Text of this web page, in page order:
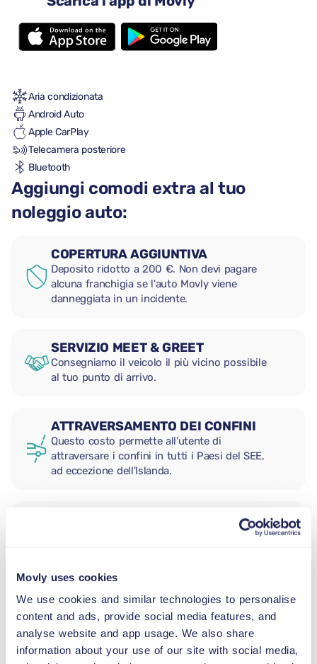
Movly uses cookies
We use cookies and similar technologies to personalise
content and ads, provide social media features, and
analyse website and app usage. We also share
information about your use of our site with social media,
Cambio automatico
5 sedili
2 valigie grandi
Aria condizionata
Android Auto
Apple CarPlay
Telecamera posteriore
Bluetooth
Aggiungi comodi extra al tuo
noleggio auto:
COPERTURA AGGIUNTIVA
Deposito ridotto a 200 €. Non devi pagare
alcuna franchigia se l'auto Movly viene
danneggiata in un incidente.
SERVIZIO MEET & GREET
Consegniamo il veicolo il più vicino possibile
al tuo punto di arrivo.
ATTRAVERSAMENTO DEI CONFINI
Questo costo permette all'utente di
attraversare i confini in tutti i Paesi del SEE,
ad eccezione dell'Islanda.
SEGGIOLINO NEONATO
2,5–13 kg
SEGGIOLINO PER BAMBINI
9–18 kg